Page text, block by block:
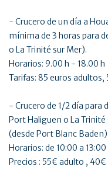
- Crucero de un día a
mínima de 3 horas para
o La Trinité sur Mer).
Horarios: 9.00 h - 18.00 h
Tarifas: 85 euros
- Crucero de 1/2 día para
Port Haliguen o La
(desde Port Blanc Baden)
Horarios: de 10:00 a
Precios : 55€ adulto ,